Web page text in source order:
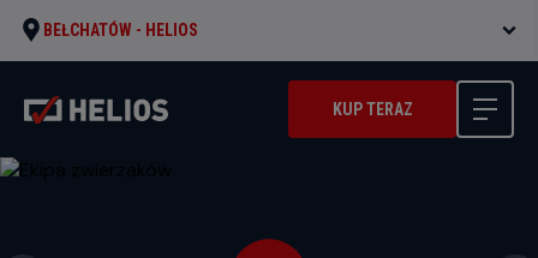
BEŁCHATÓW - HELIOS
KUP TERAZ